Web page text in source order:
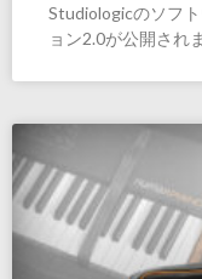
Studiologicのソフ
ョン2.0が公開され